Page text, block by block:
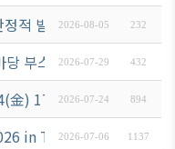
적 발전을 위한 제언
2026-08-05 232
부스참가 안내
2026-07-29 432
金) 17:00～ 無料セミナ
2026-07-24 894
in Tokyo 한국 무대 공
2026-07-06 1137